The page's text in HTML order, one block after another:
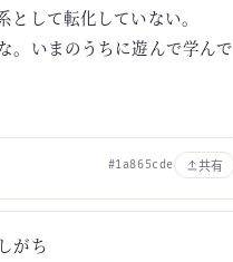
して転化していない。
。いまのうちに遊んで学んで
#1a865cde 共有
がち